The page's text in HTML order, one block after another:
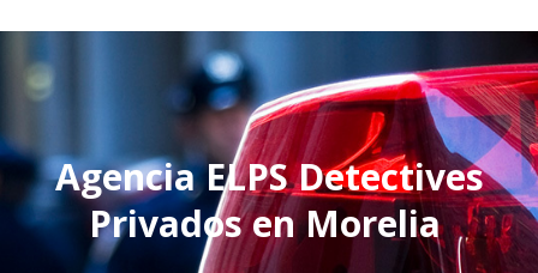
­A­gencia ELPS Detectives
Privados en Morelia